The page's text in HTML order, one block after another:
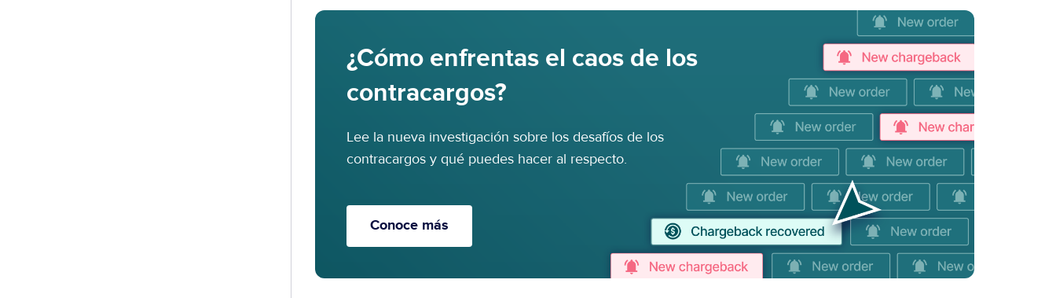
¿Cómo enfrentas el caos de los
contracargos?
Lee la nueva investigación sobre los desafíos de los
contracargos y qué puedes hacer al respecto.
Conoce más